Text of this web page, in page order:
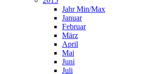
Jahr Min/Max
Januar
Februar
März
April
Mai
Juni
Juli